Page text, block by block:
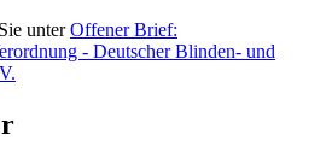
unterOffener Brief:
- Deutscher Blinden- und